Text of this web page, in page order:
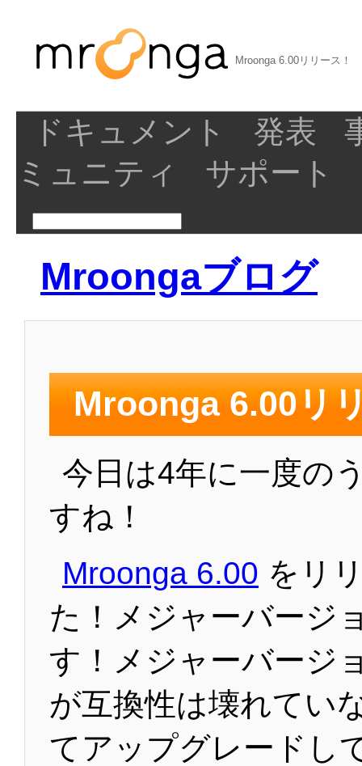
Mroonga 6.00リリース！
ドキュメント 発表
ミュニティ
サポート
Mroongaブログ
Mroonga 6.00リ
今日は4年に一度の
すね！
Mroonga 6.00 をリ
た！メジャーバージ
す！メジャーバージ
が互換性は壊れてい
てアップグレードし